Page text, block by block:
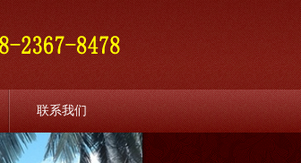
联系我们